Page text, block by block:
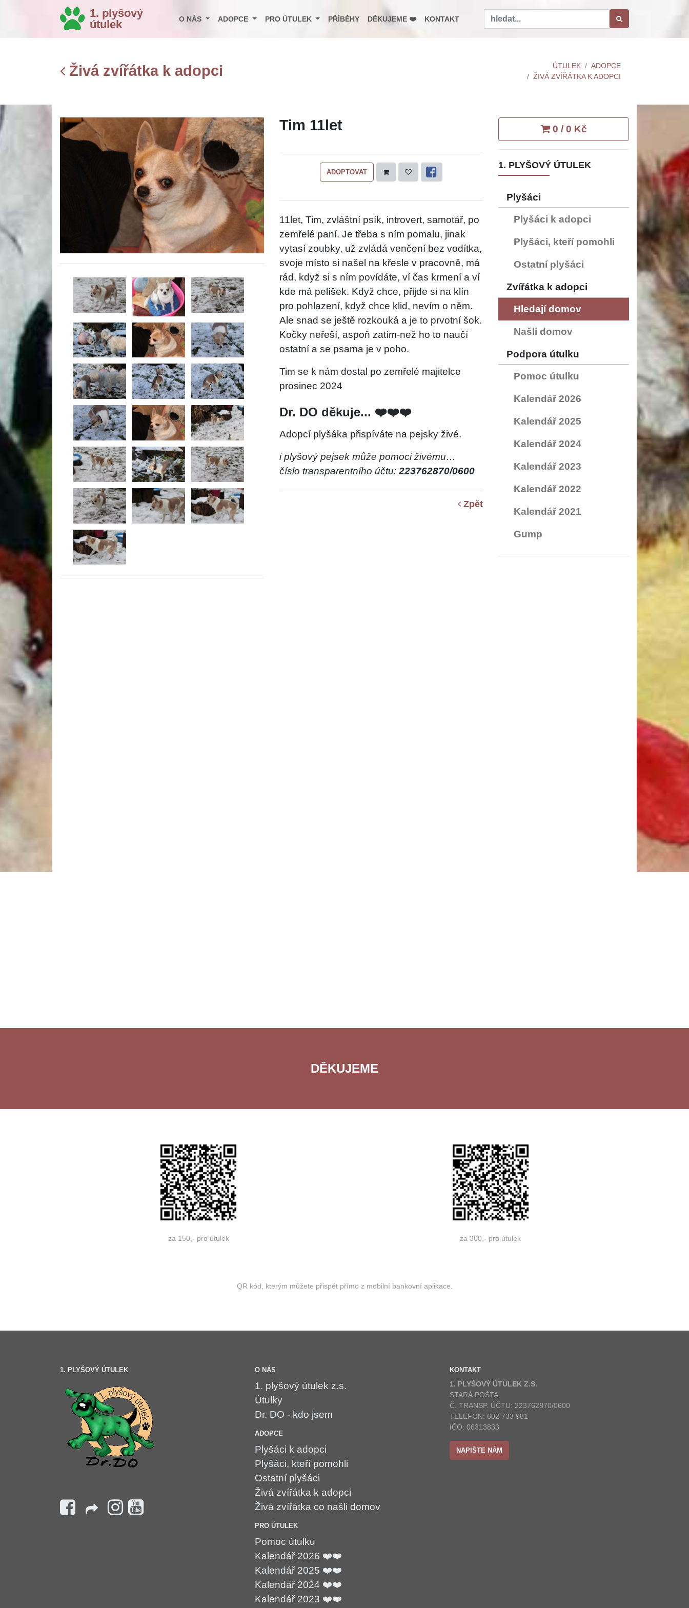
1. plyšový
útulek
O NÁS ADOPCE PRO ÚTULEK PŘÍBĚHY DĚKUJEME ❤️ KONTAKT
Živá zvířátka k adopci ÚTULEK
ADOPCE
ŽIVÁ ZVÍŘÁTKA K ADOPCI
Tim 11let
ADOPTOVAT
11let, Tim, zvláštní psík, introvert, samotář, po
zemřelé paní. Je třeba s ním pomalu, jinak
vytasí zoubky, už zvládá venčení bez vodítka,
svoje místo si našel na křesle v pracovně, má
rád, když si s ním povídáte, ví čas krmení a ví
kde má pelíšek. Když chce, přijde si na klín
pro pohlazení, když chce klid, nevím o něm.
Ale snad se ještě rozkouká a je to prvotní šok.
Kočky neřeší, aspoň zatím-než ho to naučí
ostatní a se psama je v poho.
Tim se k nám dostal po zemřelé majitelce
prosinec 2024
Dr. DO děkuje... ❤️❤️❤️
Adopcí plyšáka přispíváte na pejsky živé.
i plyšový pejsek může pomoci živému…
číslo transparentního účtu: 223762870/0600
Zpět
0 / 0 Kč
1. PLYŠOVÝ ÚTULEK
Plyšáci
Plyšáci k adopci
Plyšáci, kteří pomohli
Ostatní plyšáci
Zvířátka k adopci
Hledají domov
Našli domov
Podpora útulku
Pomoc útulku
Kalendář 2026
Kalendář 2025
Kalendář 2024
Kalendář 2023
Kalendář 2022
Kalendář 2021
Gump
DĚKUJEME
za 150,- pro útulek za 300,- pro útulek
QR kód, kterým můžete přispět přímo z mobilní bankovní aplikace.
1. PLYŠOVÝ ÚTULEK O NÁS
1. plyšový útulek z.s.
Útulky
Dr. DO - kdo jsem
ADOPCE
Plyšáci k adopci
Plyšáci, kteří pomohli
Ostatní plyšáci
Živá zvířátka k adopci
Živá zvířátka co našli domov
PRO ÚTULEK
Pomoc útulku
Kalendář 2026 ❤️❤️
Kalendář 2025 ❤️❤️
Kalendář 2024 ❤️❤️
Kalendář 2023 ❤️❤️
KONTAKT
1. PLYŠOVÝ ÚTULEK Z.S.
STARÁ POŠTA
Č. TRANSP. ÚČTU: 223762870/0600
TELEFON: 602 733 981
IČO: 06313833
NAPIŠTE NÁM